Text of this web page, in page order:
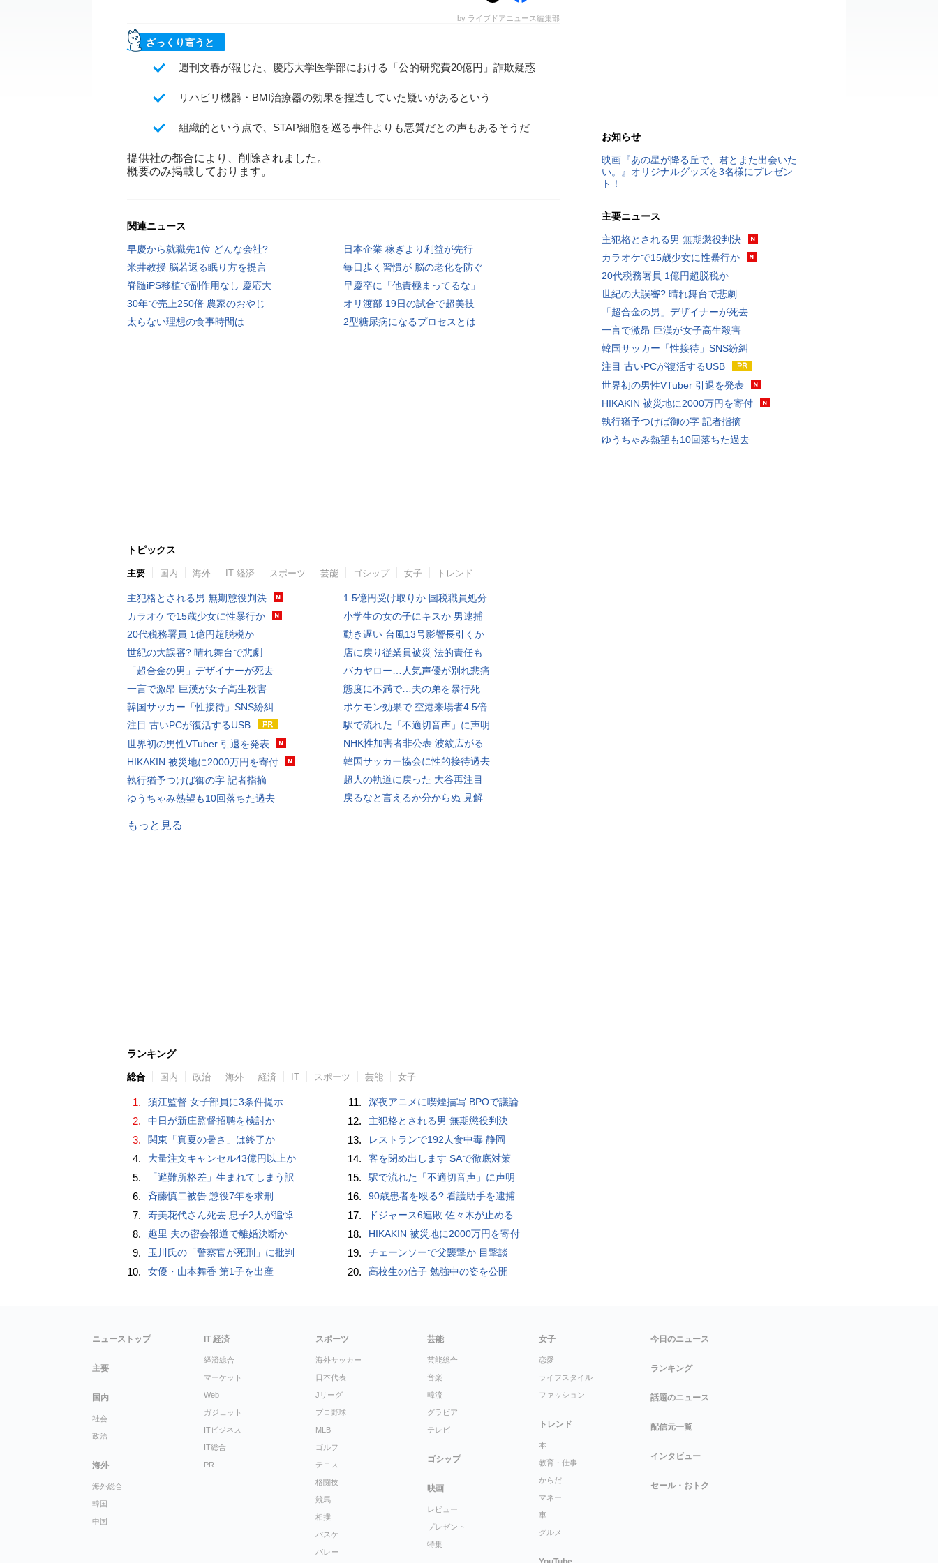
by ライブドアニュース編集部
ざっくり言うと
週刊文春が報じた、慶応大学医学部における「公的研究費20億円」詐欺疑惑
リハビリ機器・BMI治療器の効果を捏造していた疑いがあるという
組織的という点で、STAP細胞を巡る事件よりも悪質だとの声もあるそうだ
提供社の都合により、削除されました。
概要のみ掲載しております。
関連ニュース
早慶から就職先1位 どんな会社?
日本企業 稼ぎより利益が先行
米井教授 脳若返る眠り方を提言
毎日歩く習慣が 脳の老化を防ぐ
脊髄iPS移植で副作用なし 慶応大
早慶卒に「他責極まってるな」
30年で売上250倍 農家のおやじ
オリ渡部 19日の試合で超美技
太らない理想の食事時間は
2型糖尿病になるプロセスとは
トピックス
主要 国内 海外 IT 経済 スポーツ 芸能 ゴシップ 女子 トレンド
主犯格とされる男 無期懲役判決
カラオケで15歳少女に性暴行か
20代税務署員 1億円超脱税か
世紀の大誤審? 晴れ舞台で悲劇
「超合金の男」デザイナーが死去
一言で激昂 巨漢が女子高生殺害
韓国サッカー「性接待」SNS紛糾
注目 古いPCが復活するUSB
世界初の男性VTuber 引退を発表
HIKAKIN 被災地に2000万円を寄付
執行猶予つけば御の字 記者指摘
ゆうちゃみ熱望も10回落ちた過去
1.5億円受け取りか 国税職員処分
小学生の女の子にキスか 男逮捕
動き遅い 台風13号影響長引くか
店に戻り従業員被災 法的責任も
バカヤロー…人気声優が別れ悲痛
態度に不満で…夫の弟を暴行死
ポケモン効果で 空港来場者4.5倍
駅で流れた「不適切音声」に声明
NHK性加害者非公表 波紋広がる
韓国サッカー協会に性的接待過去
超人の軌道に戻った 大谷再注目
戻るなと言えるか分からぬ 見解
もっと見る
ランキング
総合 国内 政治 海外 経済 IT スポーツ 芸能 女子
1. 須江監督 女子部員に3条件提示
2. 中日が新庄監督招聘を検討か
3. 関東「真夏の暑さ」は終了か
4. 大量注文キャンセル43億円以上か
5. 「避難所格差」生まれてしまう訳
6. 斉藤慎二被告 懲役7年を求刑
7. 寿美花代さん死去 息子2人が追悼
8. 趣里 夫の密会報道で離婚決断か
9. 玉川氏の「警察官が死刑」に批判
10. 女優・山本舞香 第1子を出産
11. 深夜アニメに喫煙描写 BPOで議論
12. 主犯格とされる男 無期懲役判決
13. レストランで192人食中毒 静岡
14. 客を閉め出します SAで徹底対策
15. 駅で流れた「不適切音声」に声明
16. 90歳患者を殴る? 看護助手を逮捕
17. ドジャース6連敗 佐々木が止める
18. HIKAKIN 被災地に2000万円を寄付
19. チェーンソーで父襲撃か 目撃談
20. 高校生の信子 勉強中の姿を公開
お知らせ
映画『あの星が降る丘で、君とまた出会いた
い。』オリジナルグッズを3名様にプレゼン
ト！
主要ニュース
主犯格とされる男 無期懲役判決
カラオケで15歳少女に性暴行か
20代税務署員 1億円超脱税か
世紀の大誤審? 晴れ舞台で悲劇
「超合金の男」デザイナーが死去
一言で激昂 巨漢が女子高生殺害
韓国サッカー「性接待」SNS紛糾
注目 古いPCが復活するUSB
世界初の男性VTuber 引退を発表
HIKAKIN 被災地に2000万円を寄付
執行猶予つけば御の字 記者指摘
ゆうちゃみ熱望も10回落ちた過去
ニューストップ
主要
国内
社会
政治
海外
海外総合
韓国
中国
IT 経済
経済総合
マーケット
Web
ガジェット
ITビジネス
IT総合
PR
スポーツ
海外サッカー
日本代表
Jリーグ
プロ野球
MLB
ゴルフ
テニス
格闘技
競馬
相撲
バスケ
バレー
芸能
芸能総合
音楽
韓流
グラビア
テレビ
ゴシップ
映画
レビュー
プレゼント
特集
女子
恋愛
ライフスタイル
ファッション
トレンド
本
教育・仕事
からだ
マネー
車
グルメ
今日のニュース
ランキング
話題のニュース
配信元一覧
インタビュー
セール・おトク